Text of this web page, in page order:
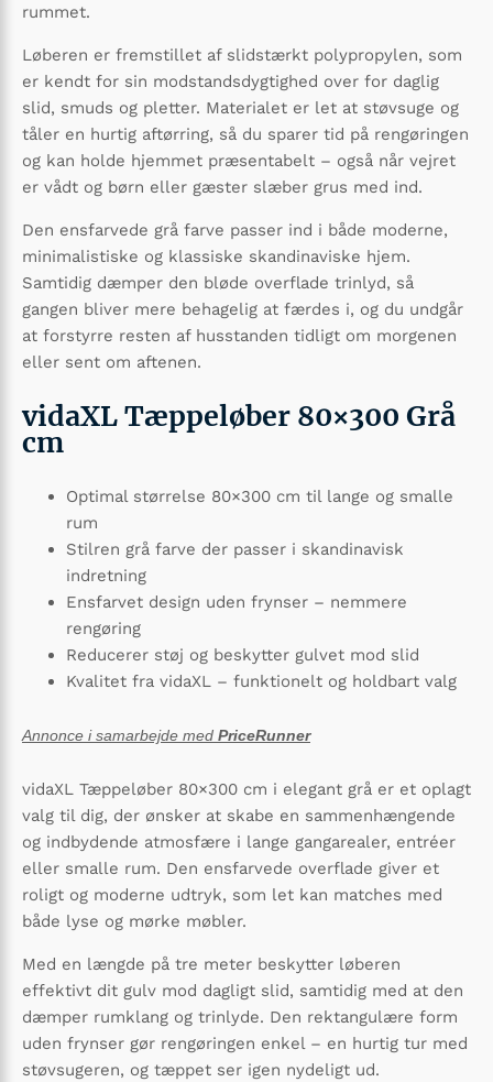
rummet.
Løberen er fremstillet af slidstærkt polypropylen, som
er kendt for sin modstandsdygtighed over for daglig
slid, smuds og pletter. Materialet er let at støvsuge og
tåler en hurtig aftørring, så du sparer tid på rengøringen
og kan holde hjemmet præsentabelt – også når vejret
er vådt og børn eller gæster slæber grus med ind.
Den ensfarvede grå farve passer ind i både moderne,
minimalistiske og klassiske skandinaviske hjem.
Samtidig dæmper den bløde overflade trinlyd, så
gangen bliver mere behagelig at færdes i, og du undgår
at forstyrre resten af husstanden tidligt om morgenen
eller sent om aftenen.
vidaXL Tæppeløber 80×300 Grå
cm
Optimal størrelse 80×300 cm til lange og smalle
rum
Stilren grå farve der passer i skandinavisk
indretning
Ensfarvet design uden frynser – nemmere
rengøring
Reducerer støj og beskytter gulvet mod slid
Kvalitet fra vidaXL – funktionelt og holdbart valg
Annonce i samarbejde med PriceRunner
vidaXL Tæppeløber 80×300 cm i elegant grå er et oplagt
valg til dig, der ønsker at skabe en sammenhængende
og indbydende atmosfære i lange gangarealer, entréer
eller smalle rum. Den ensfarvede overflade giver et
roligt og moderne udtryk, som let kan matches med
både lyse og mørke møbler.
Med en længde på tre meter beskytter løberen
effektivt dit gulv mod dagligt slid, samtidig med at den
dæmper rumklang og trinlyde. Den rektangulære form
uden frynser gør rengøringen enkel – en hurtig tur med
støvsugeren, og tæppet ser igen nydeligt ud.